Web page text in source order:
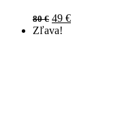
80€ Original
price
49 €Current
Zľava!